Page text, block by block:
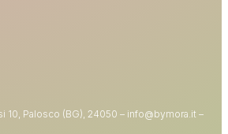
10, Palosco (BG), 24050 – info@bymora.it –